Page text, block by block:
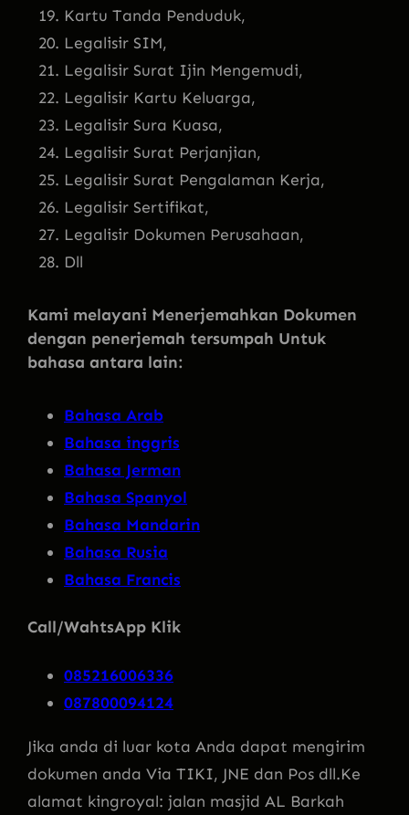
Kartu Tanda Penduduk,
Legalisir SIM,
Legalisir Surat Ijin Mengemudi,
Legalisir Kartu Keluarga,
Legalisir Sura Kuasa,
Legalisir Surat Perjanjian,
Legalisir Surat Pengalaman Kerja,
Legalisir Sertifikat,
Legalisir Dokumen Perusahaan,
Dll
Kami melayani Menerjemahkan Dokumen
dengan penerjemah tersumpah Untuk
bahasa antara lain:
Bahasa Arab
Bahasa inggris
Bahasa Jerman
Bahasa Spanyol
Bahasa Mandarin
Bahasa Rusia
Bahasa Francis
Call/WahtsApp Klik
085216006336
087800094124
Jika anda di luar kota Anda dapat mengirim
dokumen anda Via TIKI, JNE dan Pos dll.Ke
alamat kingroyal: jalan masjid AL Barkah